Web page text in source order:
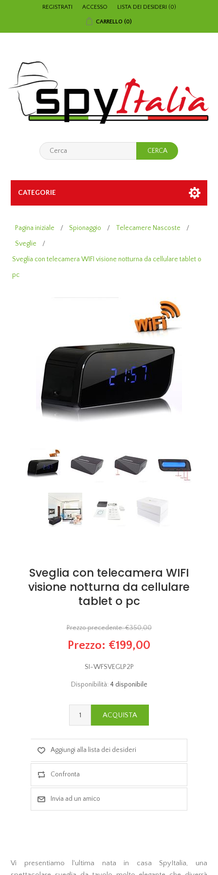
REGISTRATI ACCESSO LISTA DEI DESIDERI (0)
CARRELLO (0)
CATEGORIE
Pagina iniziale / Spionaggio / Telecamere Nascoste
/
Sveglie
/
Sveglia con telecamera WIFI visione notturna da cellulare tablet o
pc
Sveglia con telecamera WIFI
visione notturna da cellulare
tablet o pc
Prezzo precedente:€350,00
Prezzo: €199,00
SI-WFSVEGLP2P
Disponibilità: 4 disponibile
Vi presentiamo l'ultima nata in casa SpyItalia, una